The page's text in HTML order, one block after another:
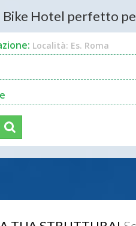
Bike Hotel perfetto
Località: Es. Roma